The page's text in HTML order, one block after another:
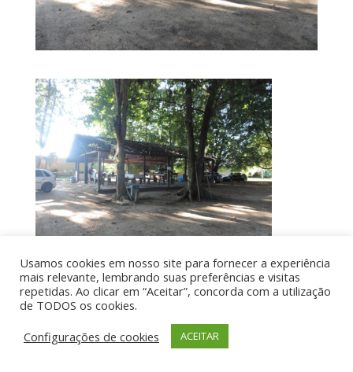
Por aí de Barraca - direitos reservados - Desenvolvido
por UIA WEB
Usamos cookies em nosso site para fornecer a experiência
mais relevante, lembrando suas preferências e visitas
repetidas. Ao clicar em “Aceitar”, concorda com a utilização
de TODOS os cookies.
Configurações de cookies
ACEITAR